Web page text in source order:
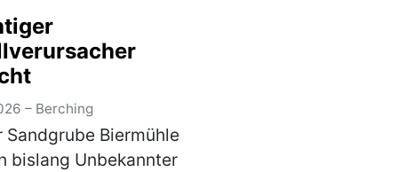
Hierbei
Fahranfänger …
– Berching
Sandgrube Biermühle
bislang Unbekannter